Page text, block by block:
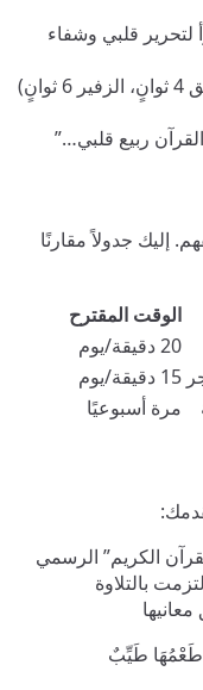
لتحرير قلبي وشفاء
استخدم تقنية التنفس العميق (الشهيق 4 ثوانٍ، الزفير 6 ثوانٍ)
ربيع قلبي…”
إليك جدولاً مقارنًا
الوقت المقترح
20 دقيقة/يوم
15 دقيقة/يوم
مرة أسبوعيًا
الكريم” الرسمي
بالتلاوة
طَعْمُهَا طَيِّبٌ